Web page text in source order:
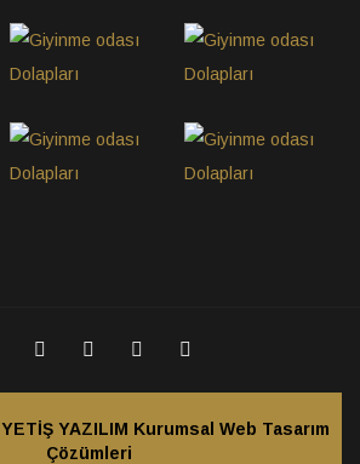
YETİŞ YAZILIM Kurumsal Web Tasarım
Çözümleri